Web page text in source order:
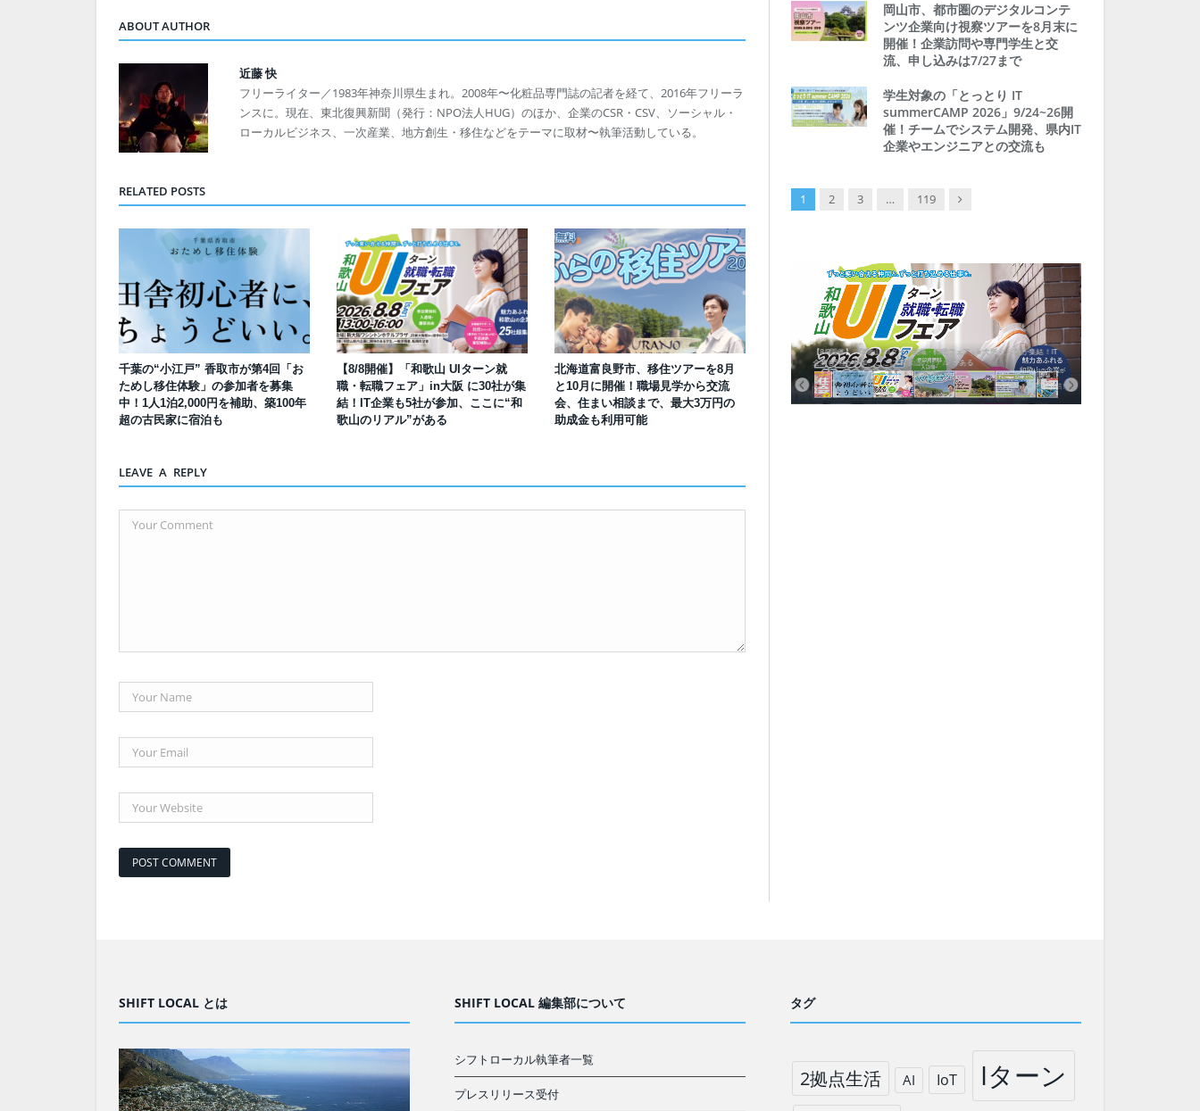
ABOUT AUTHOR
近藤 快
フリーライター／1983年神奈川県生まれ。2008年〜化粧品専門誌の記者を経て、2016年フリーラ
ンスに。現在、東北復興新聞（発行：NPO法人HUG）のほか、企業のCSR・CSV、ソーシャル・
ローカルビジネス、一次産業、地方創生・移住などをテーマに取材〜執筆活動している。
RELATED POSTS
千葉の“小江戸” 香取市が第4回「お
ためし移住体験」の参加者を募集
中！1人1泊2,000円を補助、築100年
超の古民家に宿泊も
【8/8開催】「和歌山 UIターン就
職・転職フェア」in大阪 に30社が集
結！IT企業も5社が参加、ここに“和
歌山のリアル”がある
北海道富良野市、移住ツアーを8月
と10月に開催！職場見学から交流
会、住まい相談まで、最大3万円の
助成金も利用可能
LEAVE A REPLY
岡山市、都市圏のデジタルコンテ
ンツ企業向け視察ツアーを8月末に
開催！企業訪問や専門学生と交
流、申し込みは7/27まで
学生対象の「とっとり IT
summerCAMP 2026」9/24~26開
催！チームでシステム開発、県内IT
企業やエンジニアとの交流も
1 2 3 … 119 Next
千葉の“小江戸” 香取市が第4回「おためし移住体験」の参加者を募集中！1
人1泊2,000円を補助、築100年超の古民家に宿泊も
【8/8開催】「和歌山 UIターン就職・転職フェア」in大阪 に30社が集結！IT
企業も5社が参加、ここに“和歌山のリアル”がある
岡山市、都市圏のデジタルコンテンツ企業向け視察ツアーを8月末に開催！
企業訪問や専門学生と交流、申し込みは7/27まで
学生対象の「とっとり IT summerCAMP 2026」9/24~26開催！チームでシ
ステム開発、県内IT企業やエンジニアとの交流も
利用者の45％・100人超が移住！奈良市お試し移住制度、宿のオーナーがナ
ビゲートする新サービス「まち案内」が追加
愛知県西尾市、定住移住サイト「にし推し暮らし」を開設！転出者やファミ
リー層に魅力を発信、データや支援制度も充実
【6/27開催】参加無料！いしかわUIターン大相談会 in大阪 自治体・支援団
体に加え、能美市のソフトウェア開発会社も参戦
【6/20開催】「札幌UIターン就職フェアin東京」に優良企業28社が集結！エ
ンジニア募集のソフトウェア開発企業も複数参加
【6/13開催】島根県内18市町村、IT転職支援機関が大阪に集う移住相談会！
6/6には“人間関係”をテーマにオンラインツアー
SHIFT LOCAL とは SHIFT LOCAL 編集部について
シフトローカル執筆者一覧
プレスリリース受付
タグ
2拠点生活 AI IoT Iターン